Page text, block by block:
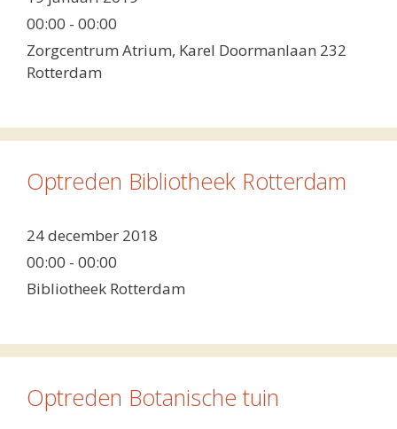
00:00 - 00:00
Zorgcentrum Atrium, Karel Doormanlaan 232
Rotterdam
Optreden Bibliotheek Rotterdam
24 december 2018
00:00 - 00:00
Bibliotheek Rotterdam
Optreden Botanische tuin